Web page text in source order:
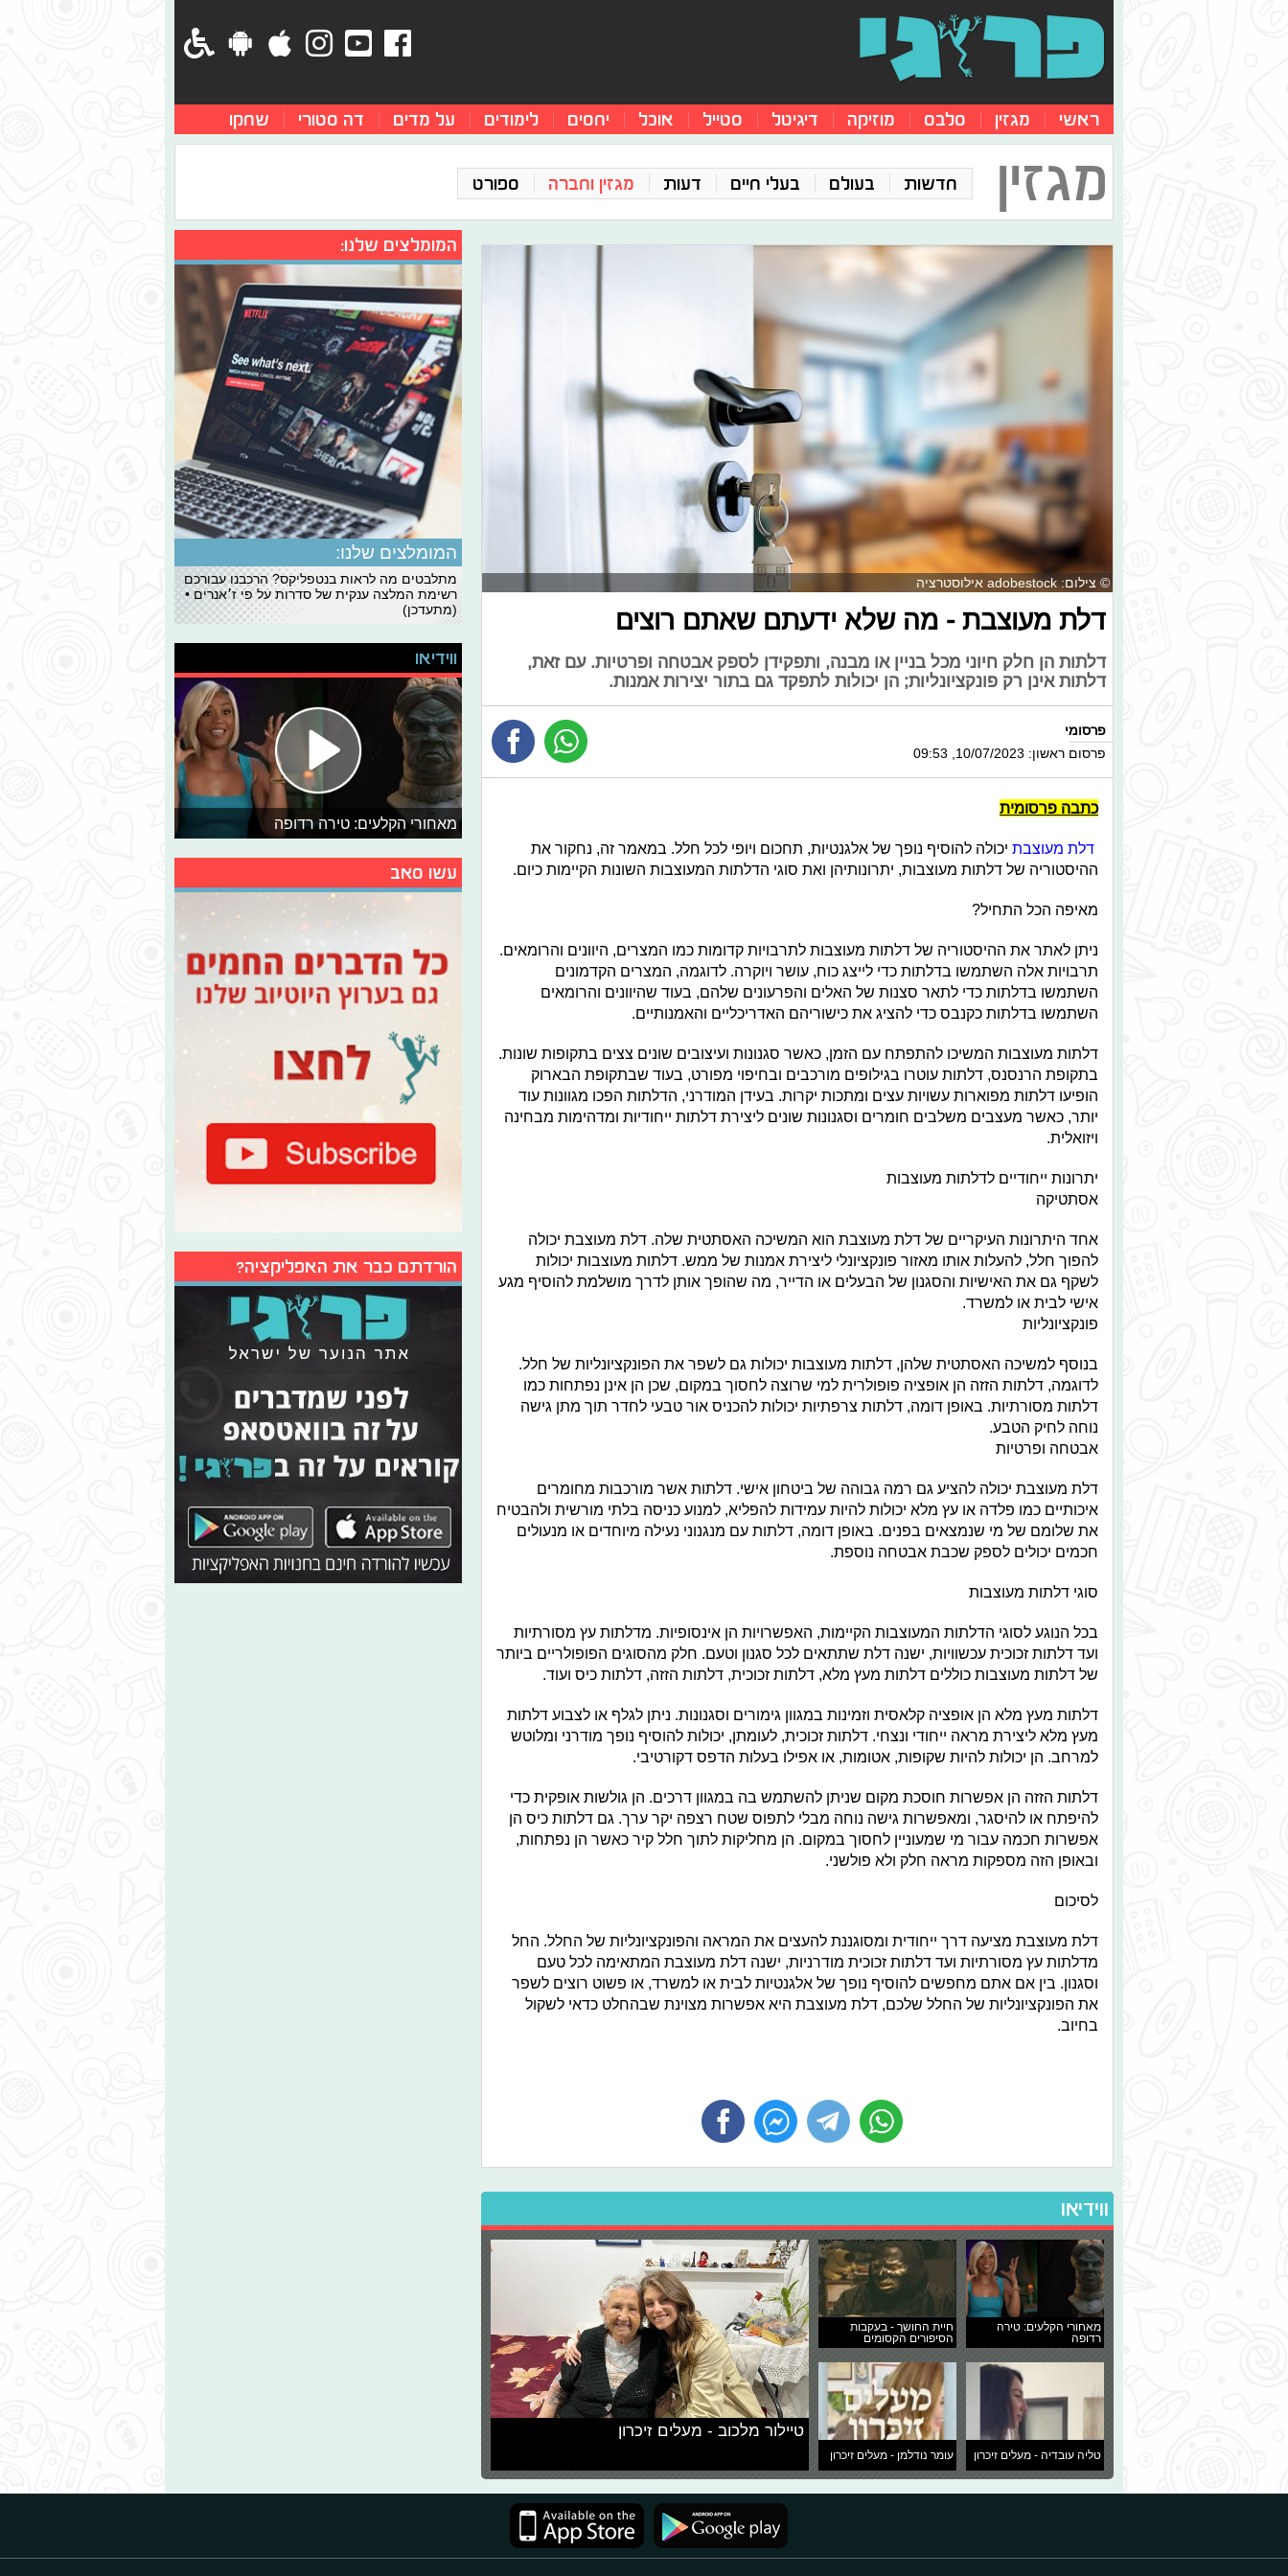
ראשי מגזין סלבס מוזיקה דיגיטל סטייל אוכל יחסים לימודים על מדים דה סטורי שחקו
מגזין חדשות בעולם בעלי חיים דעות מגזין וחברה ספורט
© צילום: adobestock אילוסטרציה
דלת מעוצבת - מה שלא ידעתם שאתם רוצים
דלתות הן חלק חיוני מכל בניין או מבנה, ותפקידן לספק אבטחה ופרטיות. עם זאת,
דלתות אינן רק פונקציונליות; הן יכולות לתפקד גם בתור יצירות אמנות.
פרסומי
פרסום ראשון: 10/07/2023, 09:53
כתבה פרסומית
דלת מעוצבת יכולה להוסיף נופך של אלגנטיות, תחכום ויופי לכל חלל. במאמר זה, נחקור את
ההיסטוריה של דלתות מעוצבות, יתרונותיהן ואת סוגי הדלתות המעוצבות השונות הקיימות כיום.
מאיפה הכל התחיל?
ניתן לאתר את ההיסטוריה של דלתות מעוצבות לתרבויות קדומות כמו המצרים, היוונים והרומאים.
תרבויות אלה השתמשו בדלתות כדי לייצג כוח, עושר ויוקרה. לדוגמה, המצרים הקדמונים
השתמשו בדלתות כדי לתאר סצנות של האלים והפרעונים שלהם, בעוד שהיוונים והרומאים
השתמשו בדלתות כקנבס כדי להציג את כישוריהם האדריכליים והאמנותיים.
דלתות מעוצבות המשיכו להתפתח עם הזמן, כאשר סגנונות ועיצובים שונים צצים בתקופות שונות.
בתקופת הרנסנס, דלתות עוטרו בגילופים מורכבים ובחיפוי מפורט, בעוד שבתקופת הבארוק
הופיעו דלתות מפוארות עשויות עצים ומתכות יקרות. בעידן המודרני, הדלתות הפכו מגוונות עוד
יותר, כאשר מעצבים משלבים חומרים וסגנונות שונים ליצירת דלתות ייחודיות ומדהימות מבחינה
ויזואלית.
יתרונות ייחודיים לדלתות מעוצבות
אסתטיקה
אחד היתרונות העיקריים של דלת מעוצבת הוא המשיכה האסתטית שלה. דלת מעוצבת יכולה
להפוך חלל, להעלות אותו מאזור פונקציונלי ליצירת אמנות של ממש. דלתות מעוצבות יכולות
לשקף גם את האישיות והסגנון של הבעלים או הדייר, מה שהופך אותן לדרך מושלמת להוסיף מגע
אישי לבית או למשרד.
פונקציונליות
בנוסף למשיכה האסתטית שלהן, דלתות מעוצבות יכולות גם לשפר את הפונקציונליות של חלל.
לדוגמה, דלתות הזזה הן אופציה פופולרית למי שרוצה לחסוך במקום, שכן הן אינן נפתחות כמו
דלתות מסורתיות. באופן דומה, דלתות צרפתיות יכולות להכניס אור טבעי לחדר תוך מתן גישה
נוחה לחיק הטבע.
אבטחה ופרטיות
דלת מעוצבת יכולה להציע גם רמה גבוהה של ביטחון אישי. דלתות אשר מורכבות מחומרים
איכותיים כמו פלדה או עץ מלא יכולות להיות עמידות להפליא, למנוע כניסה בלתי מורשית ולהבטיח
את שלומם של מי שנמצאים בפנים. באופן דומה, דלתות עם מנגנוני נעילה מיוחדים או מנעולים
חכמים יכולים לספק שכבת אבטחה נוספת.
סוגי דלתות מעוצבות
בכל הנוגע לסוגי הדלתות המעוצבות הקיימות, האפשרויות הן אינסופיות. מדלתות עץ מסורתיות
ועד דלתות זכוכית עכשוויות, ישנה דלת שתתאים לכל סגנון וטעם. חלק מהסוגים הפופולריים ביותר
של דלתות מעוצבות כוללים דלתות מעץ מלא, דלתות זכוכית, דלתות הזזה, דלתות כיס ועוד.
דלתות מעץ מלא הן אופציה קלאסית וזמינות במגוון גימורים וסגנונות. ניתן לגלף או לצבוע דלתות
מעץ מלא ליצירת מראה ייחודי ונצחי. דלתות זכוכית, לעומתן, יכולות להוסיף נופך מודרני ומלוטש
למרחב. הן יכולות להיות שקופות, אטומות, או אפילו בעלות הדפס דקורטיבי.
דלתות הזזה הן אפשרות חוסכת מקום שניתן להשתמש בה במגוון דרכים. הן גולשות אופקית כדי
להיפתח או להיסגר, ומאפשרות גישה נוחה מבלי לתפוס שטח רצפה יקר ערך. גם דלתות כיס הן
אפשרות חכמה עבור מי שמעוניין לחסוך במקום. הן מחליקות לתוך חלל קיר כאשר הן נפתחות,
ובאופן הזה מספקות מראה חלק ולא פולשני.
לסיכום
דלת מעוצבת מציעה דרך ייחודית ומסוגננת להעצים את המראה והפונקציונליות של החלל. החל
מדלתות עץ מסורתיות ועד דלתות זכוכית מודרניות, ישנה דלת מעוצבת המתאימה לכל טעם
וסגנון. בין אם אתם מחפשים להוסיף נופך של אלגנטיות לבית או למשרד, או פשוט רוצים לשפר
את הפונקציונליות של החלל שלכם, דלת מעוצבת היא אפשרות מצוינת שבהחלט כדאי לשקול
בחיוב.
ווידיאו
מאחורי הקלעים: טירה
רדופה
חיית החושך - בעקבות
הסיפורים הקסומים
טליה עובדיה - מעלים זיכרון עומר נודלמן - מעלים זיכרון
טיילור מלכוב - מעלים זיכרון
המומלצים שלנו:
המומלצים שלנו:
מתלבטים מה לראות בנטפליקס? הרכבנו עבורכם
רשימת המלצה ענקית של סדרות על פי ז׳אנרים •
(מתעדכן)
ווידיאו
מאחורי הקלעים: טירה רדופה
עשו סאב
הורדתם כבר את האפליקציה?